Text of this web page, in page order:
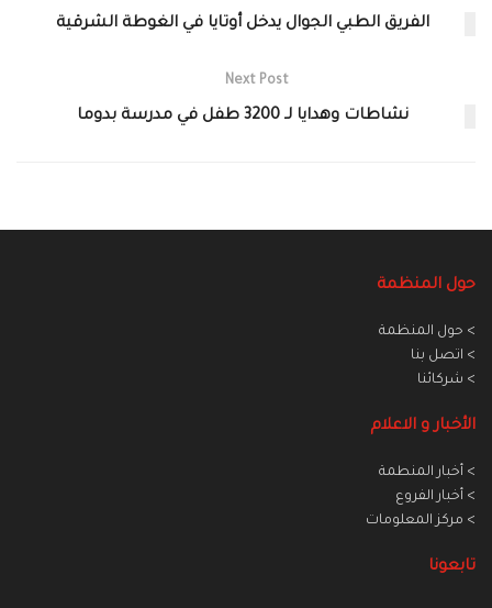
الفريق الطبي الجوال يدخل أوتايا في الغوطة الشرقية
Next Post
نشاطات وهدايا لـ 3200 طفل في مدرسة بدوما
حول المنظمة
> حول المنظمة
> اتصل بنا
> شركائنا
الأخبار و الاعلام
> أخبار المنطمة
> أخبار الفروع
> مركز المعلومات
تابعونا